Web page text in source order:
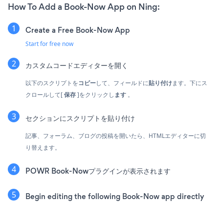
How To Add a Book-Now App on Ning:
Create a Free Book-Now App
Start for free now
カスタムコードエディターを開く
以下のスクリプトをコピーして、フィールドに貼り付けます。下にス
クロールして[保存]をクリックし ます 。
セクションにスクリプトを貼り付け
記事、フォーラム、ブログの投稿を開いたら、HTMLエディターに切
り替えます。
POWR Book-Nowプラグインが表示されます
Begin editing the following Book-Now app directly